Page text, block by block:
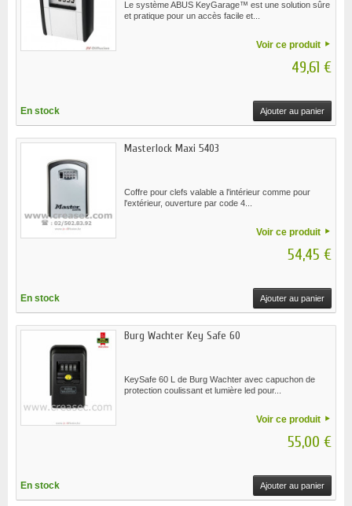
Le système ABUS KeyGarage™ est une solution sûre
et pratique pour un accès facile et...
Voir ce produit
49,61 €
En stock Ajouter au panier
Masterlock Maxi 5403
Coffre pour clefs valable a l'intérieur comme pour
l'extérieur, ouverture par code 4...
Voir ce produit
54,45 €
En stock Ajouter au panier
Burg Wachter Key Safe 60
KeySafe 60 L de Burg Wachter avec capuchon de
protection coulissant et lumière led pour...
Voir ce produit
55,00 €
En stock Ajouter au panier